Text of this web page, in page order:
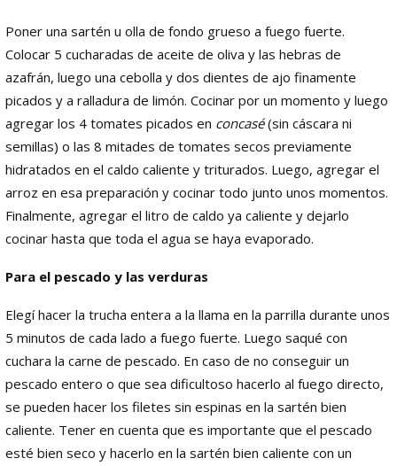
Poner una sartén u olla de fondo grueso a fuego fuerte.
Colocar 5 cucharadas de aceite de oliva y las hebras de
azafrán, luego una cebolla y dos dientes de ajo finamente
picados y a ralladura de limón. Cocinar por un momento y luego
agregar los 4 tomates picados en concasé(sin cáscara ni
semillas) o las 8 mitades de tomates secos previamente
hidratados en el caldo caliente y triturados. Luego, agregar el
arroz en esa preparación y cocinar todo junto unos momentos.
Finalmente, agregar el litro de caldo ya caliente y dejarlo
cocinar hasta que toda el agua se haya evaporado.
Para el pescado y las verduras
Elegí hacer la trucha entera a la llama en la parrilla durante unos
5 minutos de cada lado a fuego fuerte. Luego saqué con
cuchara la carne de pescado. En caso de no conseguir un
pescado entero o que sea dificultoso hacerlo al fuego directo,
se pueden hacer los filetes sin espinas en la sartén bien
caliente. Tener en cuenta que es importante que el pescado
esté bien seco y hacerlo en la sartén bien caliente con un